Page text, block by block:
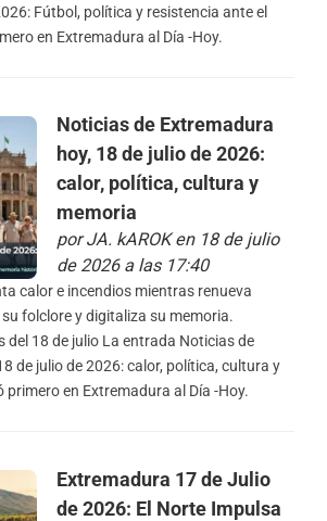
Fútbol, política y resistencia ante el
en Extremadura al Día -Hoy.
Noticias de Extremadura
hoy, 18 de julio de 2026:
calor, política, cultura y
memoria
porJA. kAROKen 18 de julio
de 2026 a las 17:40
calor e incendios mientras renueva
su folclore y digitaliza su memoria.
del 18 de julio La entrada Noticias de
de julio de 2026: calor, política, cultura y
primero en Extremadura al Día -Hoy.
Extremadura 17 de Julio
de 2026: El Norte Impulsa